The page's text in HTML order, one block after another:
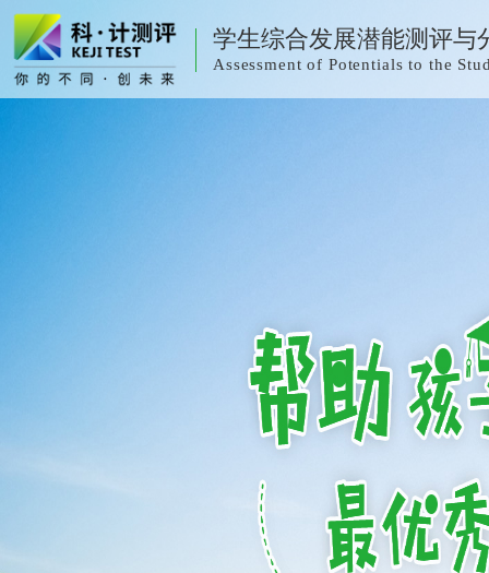
学生综合发展潜能测评与
Assessment of Potentials to the